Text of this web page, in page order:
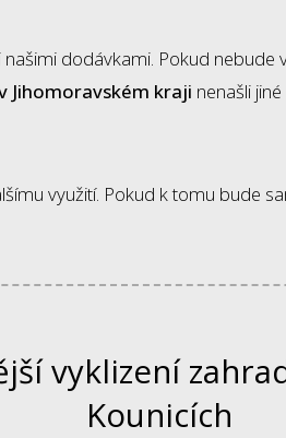
našimi dodávkami. Pokud nebude
Jihomoravském kraji nenašli
využití. Pokud k tomu bude
vyklizení
Kounicích